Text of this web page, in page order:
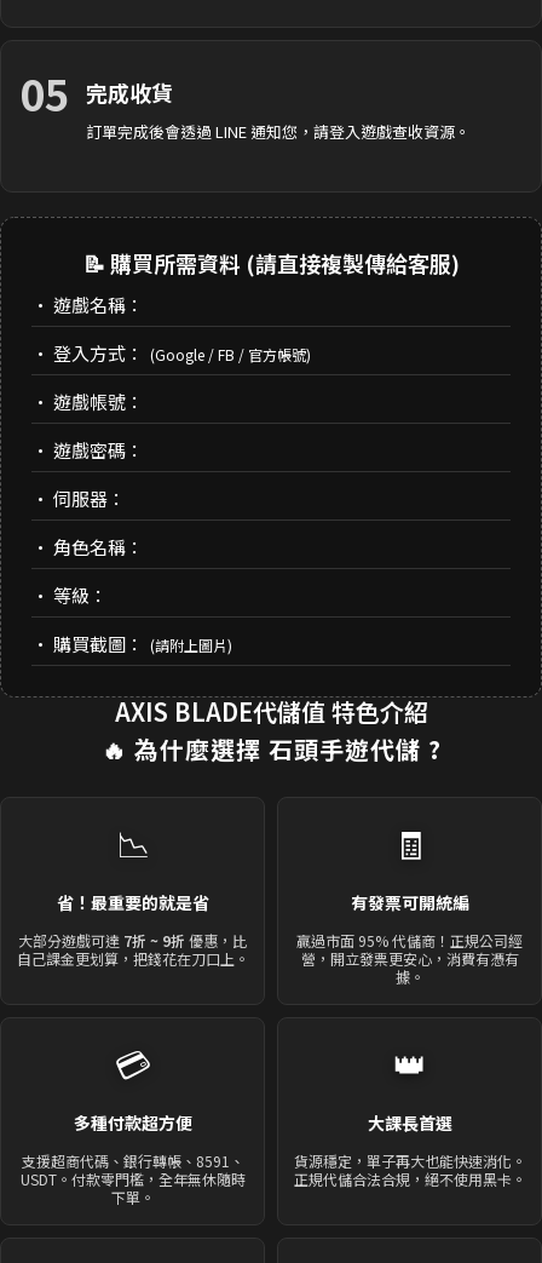
05 完成收貨
訂單完成後會透過 LINE 通知您，請登入遊戲查收資源。
📝 購買所需資料 (請直接複製傳給客服)
• 遊戲名稱：
• 登入方式：
(Google / FB / 官方帳號)
• 遊戲帳號：
• 遊戲密碼：
• 伺服器：
• 角色名稱：
• 等級：
• 購買截圖：
(請附上圖片)
AXIS BLADE代儲值 特色介紹
🔥 為什麼選擇 石頭手遊代儲 ?
📉
省！最重要的就是省
大部分遊戲可達 7折 ~ 9折 優惠，比
自己課金更划算，把錢花在刀口上。
🧾
有發票可開統編
贏過市面 95% 代儲商！正規公司經
營，開立發票更安心，消費有憑有
據。
💳
多種付款超方便
支援超商代碼、銀行轉帳、8591、
USDT。付款零門檻，全年無休隨時
下單。
👑
大課長首選
貨源穩定，單子再大也能快速消化。
正規代儲合法合規，絕不使用黑卡。